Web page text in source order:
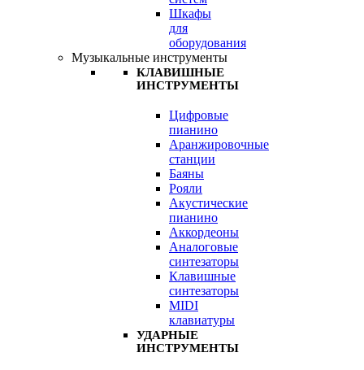
Шкафы
для
оборудования
Музыкальные инструменты
КЛАВИШНЫЕ
ИНСТРУМЕНТЫ
Цифровые
пианино
Аранжировочные
станции
Баяны
Рояли
Акустические
пианино
Аккордеоны
Аналоговые
синтезаторы
Клавишные
синтезаторы
MIDI
клавиатуры
УДАРНЫЕ
ИНСТРУМЕНТЫ